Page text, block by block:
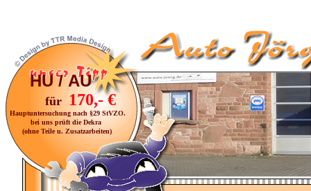
HU / AU
für 170,- €
Hauptuntersuchung nach §29 StVZO.
bei uns prüft die Dekra
(ohne Teile u. Zusatzarbeiten)